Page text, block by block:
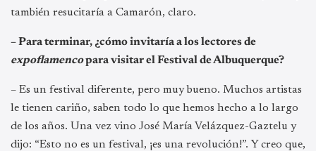
también resucitaría a Camarón, claro.
– Para terminar, ¿cómo invitaría a los lectores de
expoflamencopara visitar el Festival de Albuquerque?
– Es un festival diferente, pero muy bueno. Muchos artistas
le tienen cariño, saben todo lo que hemos hecho a lo largo
de los años. Una vez vino José María Velázquez-Gaztelu y
dijo: “Esto no es un festival, ¡es una revolución!”. Y creo que,